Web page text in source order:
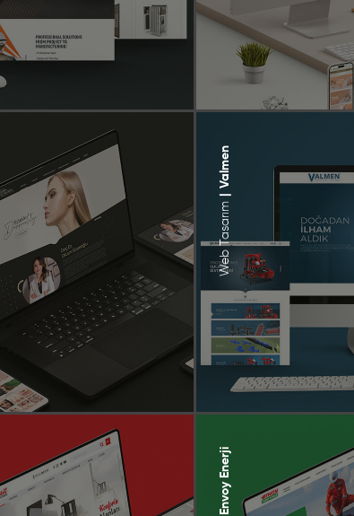
Web Tasarım
|
Valmen
Envoy Enerji